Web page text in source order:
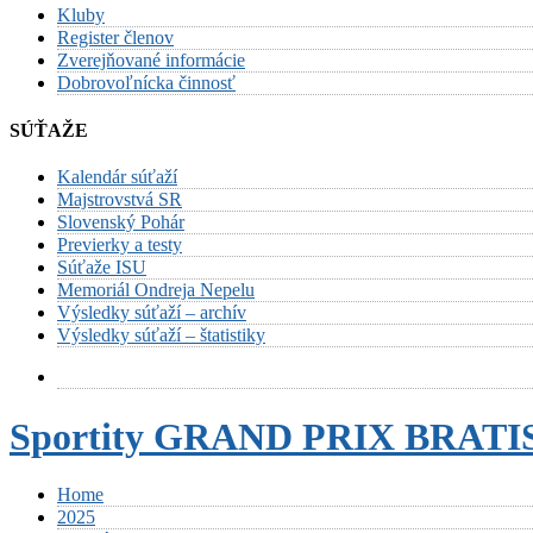
Kluby
Register členov
Zverejňované informácie
Dobrovoľnícka činnosť
SÚŤAŽE
Kalendár súťaží
Majstrovstvá SR
Slovenský Pohár
Previerky a testy
Súťaže ISU
Memoriál Ondreja Nepelu
Výsledky súťaží – archív
Výsledky súťaží – štatistiky
Sportity GRAND PRIX
Home
2025